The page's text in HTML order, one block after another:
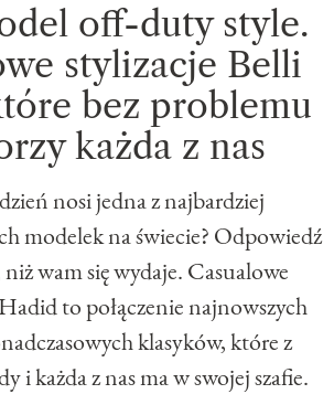
off-duty style.
stylizacje Belli
bez problemu
każda z nas
nosi jedna z najbardziej
modelek na świecie? Odpowiedź
niż wam się wydaje. Casualowe
to połączenie najnowszych
klasyków, które z
i każda z nas ma w swojej szafie.